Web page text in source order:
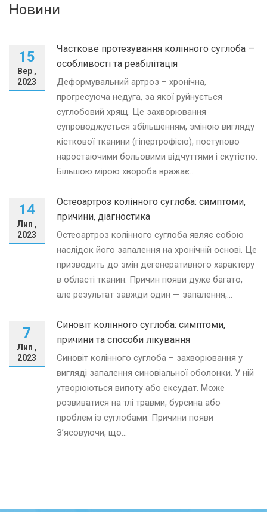
Новини
15
Вер ,
2023
Часткове протезування колінного суглоба —
особливості та реабілітація
Деформувальний артроз – хронічна,
прогресуюча недуга, за якої руйнується
суглобовий хрящ. Це захворювання
супроводжується збільшенням, зміною вигляду
кісткової тканини (гіпертрофією), поступово
наростаючими больовими відчуттями і скутістю.
Більшою мірою хвороба вражає...
14
Лип ,
2023
Остеоартроз колінного суглоба: симптоми,
причини, діагностика
Остеоартроз колінного суглоба являє собою
наслідок його запалення на хронічній основі. Це
призводить до змін дегенеративного характеру
в області тканин. Причин появи дуже багато,
але результат завжди один — запалення,...
7
Лип ,
2023
Синовіт колінного суглоба: симптоми,
причини та способи лікування
Синовіт колінного суглоба – захворювання у
вигляді запалення синовіальної оболонки. У ній
утворюються випоту або ексудат. Може
розвиватися на тлі травми, бурсина або
проблем із суглобами. Причини появи
З’ясовуючи, що...